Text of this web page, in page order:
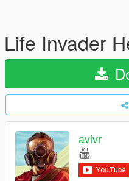
Life Invader
avivr